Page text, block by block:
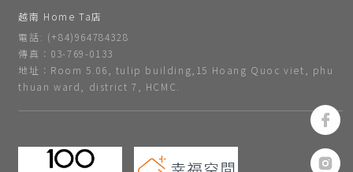
越南 Home Ta店
電話: (+84)964784328
傳真：03-769-0133
地址：Room 5.06, tulip building,15 Hoang Quoc viet, phu
thuan ward, district 7, HCMC.